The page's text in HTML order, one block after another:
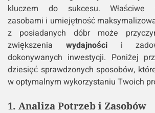
kluczem do sukcesu. Właściwe
zasobami i umiejętność
z posiadanych dóbr może
zwiększenia wydajnościi
dokonywanych inwestycji. Poniżej
dziesięć sprawdzonych sposobów,
w optymalnym wykorzystaniu Twoich
1. Analiza Potrzeb i Zasobów